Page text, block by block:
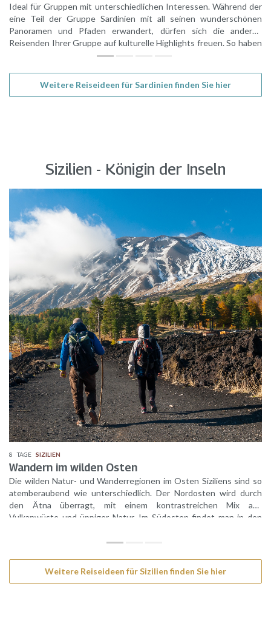
Ideal für Gruppen mit unterschiedlichen Interessen. Während der
eine Teil der Gruppe Sardinien mit all seinen wunderschönen
Panoramen und Pfaden erwandert, dürfen sich die anderen
Reisenden Ihrer Gruppe auf kulturelle Highlights freuen. So haben
Ihre Gäste den Urlaub, den sie sich wünschen und es gibt während
Weitere Reiseideen für Sardinien finden Sie hier
Sizilien - Königin der Inseln
8 TAGE SIZILIEN
Wandern im wilden Osten
Die wilden Natur- und Wanderregionen im Osten Siziliens sind so
atemberaubend wie unterschiedlich. Der Nordosten wird durch
den Ätna überragt, mit einem kontrastreichen Mix aus
Vulkanwüste und üppiger Natur. Im Südosten findet man in den
Flüsse und Hirtenpfade entlang überwucherter Kalk- und
Weitere Reiseideen für Sizilien finden Sie hier